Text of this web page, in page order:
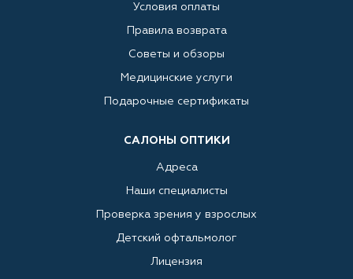
Условия оплаты
Правила возврата
Советы и обзоры
Медицинские услуги
Подарочные сертификаты
САЛОНЫ ОПТИКИ
Адреса
Наши специалисты
Проверка зрения у взрослых
Детский офтальмолог
Лицензия